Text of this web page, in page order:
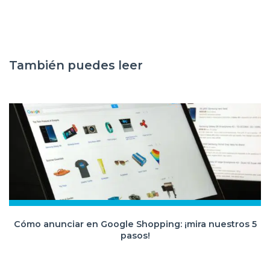
También puedes leer
Cómo anunciar en Google Shopping: ¡mira nuestros 5
pasos!